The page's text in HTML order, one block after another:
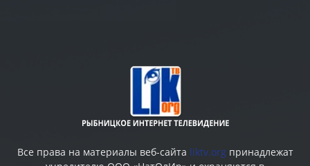
Все права на материалы веб-сайта liktv.org принадлежат